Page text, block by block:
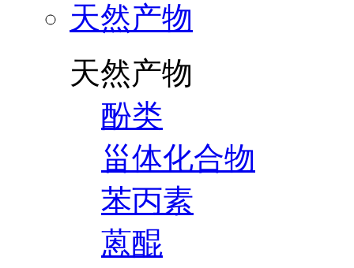
天然产物
天然产物
酚类
甾体化合物
苯丙素
蒽醌